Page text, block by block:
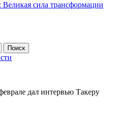
сила трансформации
дал интервью Такеру